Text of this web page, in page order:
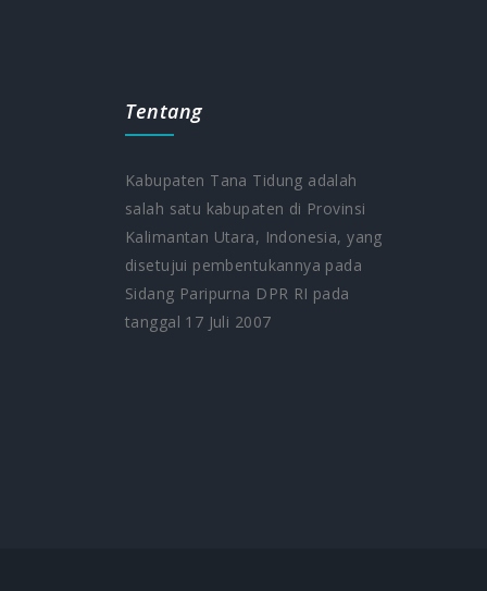
Tentang
Kabupaten Tana Tidung adalah
salah satu kabupaten di Provinsi
Kalimantan Utara, Indonesia, yang
disetujui pembentukannya pada
Sidang Paripurna DPR RI pada
tanggal 17 Juli 2007